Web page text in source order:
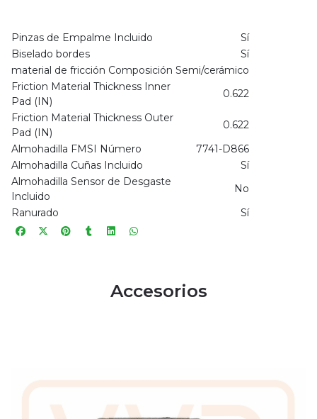
Pinzas de Empalme Incluido
Sí
Biselado bordes
Sí
material de fricción Composición Semi/cerámico
Friction Material Thickness Inner
Pad (IN)
0.622
Friction Material Thickness Outer
Pad (IN)
0.622
Almohadilla FMSI Número
7741-D866
Almohadilla Cuñas Incluido
Sí
Almohadilla Sensor de Desgaste
Incluido
No
Ranurado
Sí
Accesorios